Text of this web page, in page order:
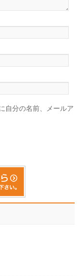
自分の名前、メールア